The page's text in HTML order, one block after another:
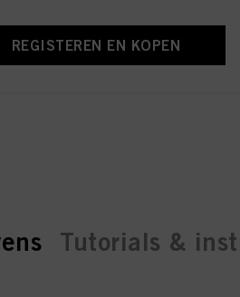
REGISTEREN EN KOPEN
Tutorials &